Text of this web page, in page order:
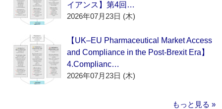
イアンス】第4回…
2026年07月23日 (木)
【UK–EU Pharmaceutical Market Access
and Compliance in the Post-Brexit Era】
4.Complianc…
2026年07月23日 (木)
もっと見る »